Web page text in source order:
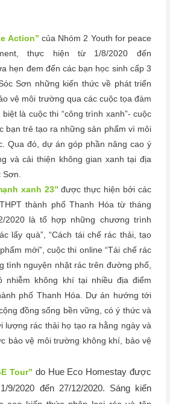
Action” của Nhóm 2 Youth for peace
thực hiện từ 1/8/2020 đến
hẹn đem đến các bạn học sinh cấp 3
Sơn những kiến thức về phát triển
vệ môi trường qua các cuộc tọa đàm
là cuộc thi “công trình xanh”- cuộc
bạn trẻ tạo ra những sản phẩm vì môi
Qua đó, dự án góp phần nâng cao ý
và cải thiện không gian xanh tại địa
xanh 23” được thực hiện bởi các
thành phố Thanh Hóa từ tháng
2020 là tổ hợp những chương trình
lấy quà”, “Cách tái chế rác thải, tạo
mới”, cuộc thi online “Tái chế rác
tình nguyện nhặt rác trên đường phố,
nhiễm không khí tại nhiều địa điểm
phố Thanh Hóa. Dự án hướng tới
đồng sống bền vững, có ý thức và
lượng rác thải họ tạo ra hằng ngày và
bảo vệ môi trường không khí, bảo vệ
Tour” do Hue Eco Homestay được
9/2020 đến 27/12/2020. Sáng kiến